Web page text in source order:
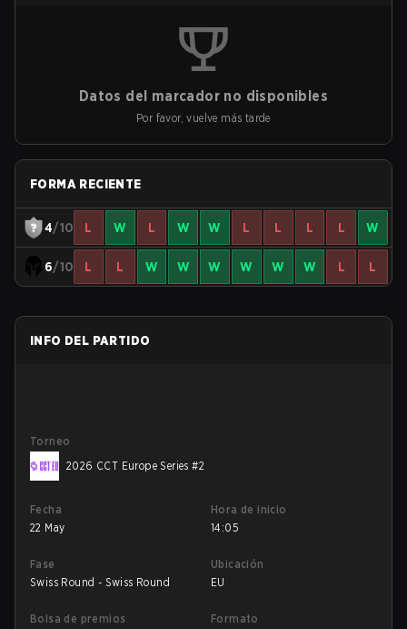
Datos del marcador no disponibles
Por favor, vuelve más tarde
FORMA RECIENTE
4/10 L W L W W L L L L W
6/10 L L W W W W W W L L
INFO DEL PARTIDO
Torneo
2026 CCT Europe Series #2
Fecha
22 May
Hora de inicio
14:05
Fase
Swiss Round - Swiss Round
Ubicación
EU
Bolsa de premios
Formato